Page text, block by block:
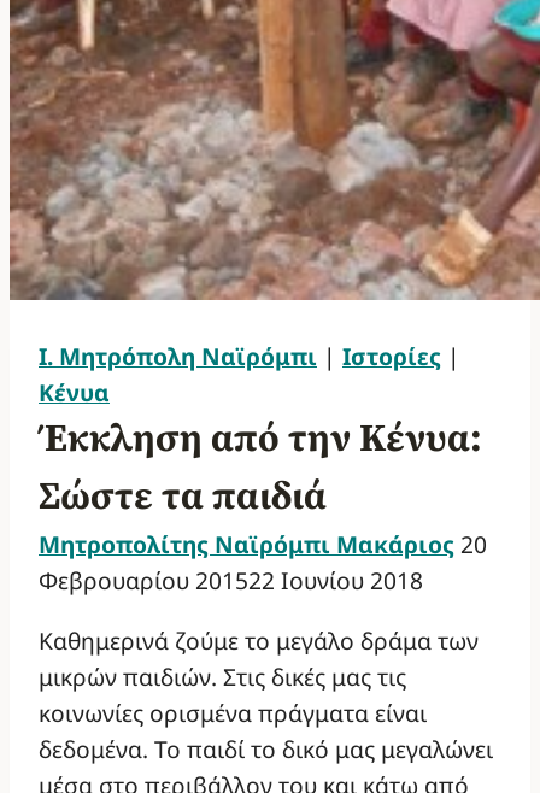
Ι. Μητρόπολη Ναϊρόμπι | Ιστορίες |
Κένυα
Έκκληση από την Κένυα:
Σώστε τα παιδιά
Μητροπολίτης Ναϊρόμπι Μακάριος 20
Φεβρουαρίου 201522 Ιουνίου 2018
Καθημερινά ζούμε το μεγάλο δράμα των
μικρών παιδιών. Στις δικές μας τις
κοινωνίες ορισμένα πράγματα είναι
δεδομένα. Το παιδί το δικό μας μεγαλώνει
μέσα στο περιβάλλον του και κάτω από